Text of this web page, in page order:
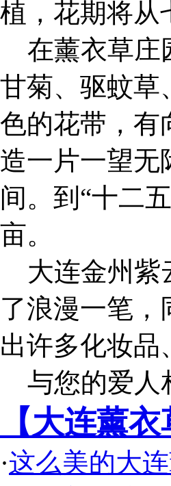
植，花期将从
在薰衣草庄
甘菊、驱蚊草
色的花带，有
造一片一望无
间。到“十二
亩。
大连金州紫
了浪漫一笔，
出许多化妆品
与您的爱人
【大连薰
·这么美的大